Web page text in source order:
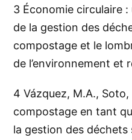
3 Économie circulaire
de la gestion des
compostage et le
de l’environnement et
4 Vázquez, M.A., Soto,
compostage en tant
la gestion des déchets